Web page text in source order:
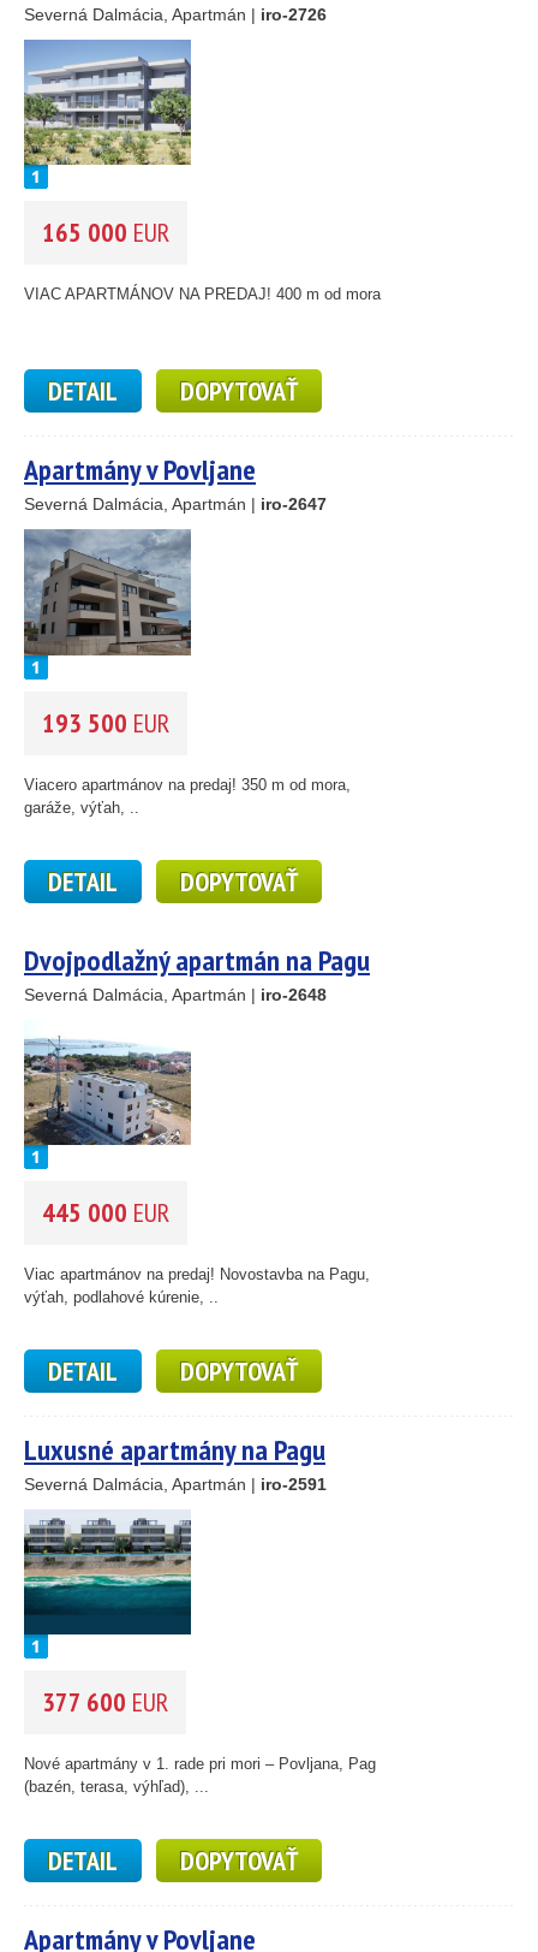
26
61
25
45
5
Severná Dalmácia, Apartmán | iro-2726
165 000 EUR
VIAC APARTMÁNOV NA PREDAJ! 400 m od mora
DETAIL DOPYTOVAŤ
Apartmány v Povljane
Severná Dalmácia, Apartmán | iro-2647
193 500 EUR
Viacero apartmánov na predaj! 350 m od mora,
garáže, výťah, ..
DETAIL DOPYTOVAŤ
Dvojpodlažný apartmán na Pagu
Severná Dalmácia, Apartmán | iro-2648
445 000 EUR
Viac apartmánov na predaj! Novostavba na Pagu,
výťah, podlahové kúrenie, ..
DETAIL DOPYTOVAŤ
Luxusné apartmány na Pagu
Severná Dalmácia, Apartmán | iro-2591
377 600 EUR
Nové apartmány v 1. rade pri mori – Povljana, Pag
(bazén, terasa, výhľad), ...
DETAIL DOPYTOVAŤ
Apartmány v Povljane